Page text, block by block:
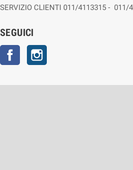
SERVIZIO CLIENTI 011/4113315 - 011/
SEGUICI
Facebook